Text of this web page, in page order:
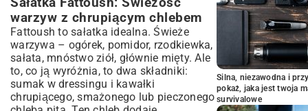
warzyw z chrupiącym chlebem
Fattoush to sałatka idealna. Świeże
warzywa – ogórek, pomidor, rzodkiewka,
sałata, mnóstwo ziół, głównie mięty. Ale
to, co ją wyróżnia, to dwa składniki:
sumak w dressingu i kawałki
chrupiącego, smażonego lub pieczonego
Silna, niezawodna i
pokaż, jaka jest twoja
survivalowe